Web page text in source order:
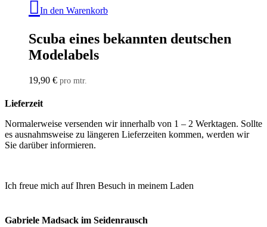
In den Warenkorb
Scuba eines bekannten deutschen
Modelabels
19,90 € pro mtr.
Lieferzeit
Normalerweise versenden wir innerhalb von 1 – 2 Werktagen. Sollte
es ausnahmsweise zu längeren Lieferzeiten kommen, werden wir
Sie darüber informieren.
Ich freue mich auf Ihren Besuch in meinem Laden
Gabriele Madsack im Seidenrausch